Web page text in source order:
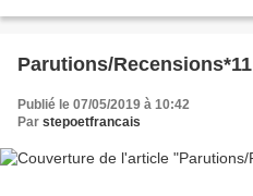
Parutions/Recensions*11
Publié le 07/05/2019 à 10:42
Par stepoetfrancais